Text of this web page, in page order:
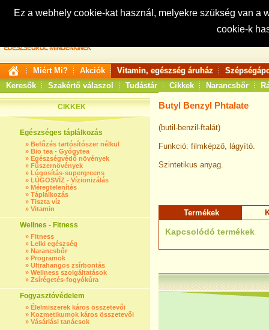
Ez a webhely cookie-kat használ, melyekre szükség van
cookie-k
Keresés:
Miért Mi? Akciók Vitamin, egészség áruház
Keresők
Szakértő válaszol Tudástár Cikkek Narancsbőr
CIKKEK
Egészséges táplálkozás
» Befőzés tartósítószer nélkül
» Bio tea - Gyógytea
» Egészségvédő növények
» Fűszernövények
» Lúgosítás-supergreens
» LÚGOSVÍZ - Vízionizálás
» Méregtelenítés
» Táplálkozás
» Tiszta víz
» Vitamin
Wellnes - Fitness
» Fitness
» Lelki egészség
» Narancsbőr
» Programok
» Ultrahangos zsírbontás
» Wellness szolgáltatások
» Zsírégetés-fogyókúra
Fogyasztóvédelem
» Élelmiszerek káros összetevői
» Kozmetikumok káros összetevői
» Vásárlási tanácsok
Butyl Benzyl Phtalate
(butil-benzil-ftalát)
Funkció: filmképző, lágyító.
Szintetikus anyag.
Termékek
Kapcsolódó termékek